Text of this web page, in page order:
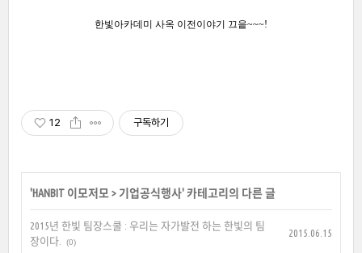
한빛아카데미 사옥 이전이야기 끄읕~~~!
12 구독하기
'HANBIT 이모저모> 기업공식행사' 카테고리의 다른 글
2015년 한빛 팀장스쿨 : 우리는 자가발전 하는 한빛의 팀
장이다.
(0)
2015.06.15